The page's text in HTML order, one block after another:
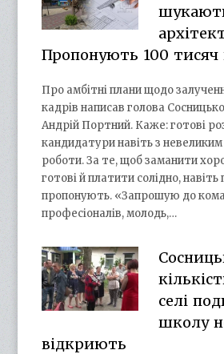
Пропонують 100 тисяч
Про амбітні плани щодо
кадрів написав голова
Андрій Портний. Каже: готові
кандидатури навіть з
роботи. За те, щоб заманити
готові й платити солідно, навіть
пропонують. «Запрошую до
професіоналів, молодь,…
селі
школу
відкриють